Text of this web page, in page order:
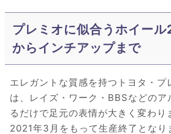
プレミオに似合うホイー
からインチアップまで
エレガントな質感を持つトヨタ・プ
は、レイズ・ワーク・BBSなどのア
るだけで足元の表情が大きく変わり
2021年3月をもって生産終了となり